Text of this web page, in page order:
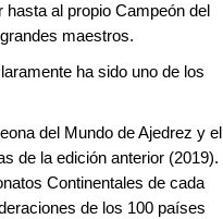
al propio Campeón del
maestros.
ha sido uno de los
del Mundo de Ajedrez y el
de la edición anterior (2019).
Continentales de cada
de los 100 países